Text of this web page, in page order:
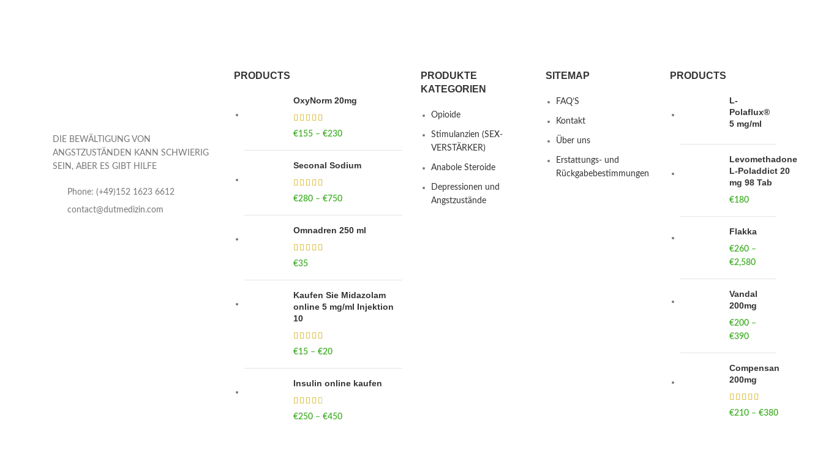
DIE BEWÄLTIGUNG VON
ANGSTZUSTÄNDEN KANN SCHWIERIG
SEIN, ABER ES GIBT HILFE
Phone: (+49)152 1623 6612
contact@dutmedizin.com
PRODUCTS
OxyNorm 20mg
€155 – €230Price range: €155
Seconal Sodium
€280 – €750Price range: €280
Omnadren 250 ml
€35
Kaufen Sie Midazolam
online 5 mg/ml Injektion
10
€15 – €20Price range: €15
Insulin online kaufen
€250 – €450Price range: €250
PRODUKTE
KATEGORIEN
Opioide
Stimulanzien (SEX-
VERSTÄRKER)
Anabole Steroide
Depressionen und
Angstzustände
SITEMAP
FAQ’S
Kontakt
Über uns
Erstattungs- und
Rückgabebestimmungen
PRODUCTS
L-
Polaflux®
5 mg/ml
Levomethadone
L-Poladdict 20
mg 98 Tab
€180
Flakka
€260 –
€2,580
€260
through
Vandal
200mg
€200 –
€390
through
Compensan
200mg
€210 – €380